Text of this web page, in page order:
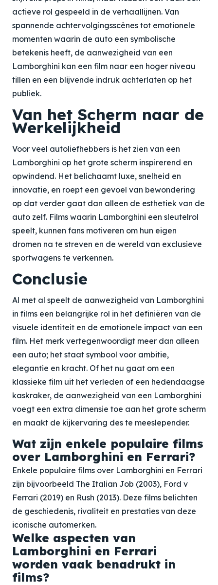
actieve rol gespeeld in de verhaallijnen. Van
spannende achtervolgingsscènes tot emotionele
momenten waarin de auto een symbolische
betekenis heeft, de aanwezigheid van een
Lamborghini kan een film naar een hoger niveau
tillen en een blijvende indruk achterlaten op het
publiek.
Van het Scherm naar de
Werkelijkheid
Voor veel autoliefhebbers is het zien van een
Lamborghini op het grote scherm inspirerend en
opwindend. Het belichaamt luxe, snelheid en
innovatie, en roept een gevoel van bewondering
op dat verder gaat dan alleen de esthetiek van de
auto zelf. Films waarin Lamborghini een sleutelrol
speelt, kunnen fans motiveren om hun eigen
dromen na te streven en de wereld van exclusieve
sportwagens te verkennen.
Conclusie
Al met al speelt de aanwezigheid van Lamborghini
in films een belangrijke rol in het definiëren van de
visuele identiteit en de emotionele impact van een
film. Het merk vertegenwoordigt meer dan alleen
een auto; het staat symbool voor ambitie,
elegantie en kracht. Of het nu gaat om een
klassieke film uit het verleden of een hedendaagse
kaskraker, de aanwezigheid van een Lamborghini
voegt een extra dimensie toe aan het grote scherm
en maakt de kijkervaring des te meeslepender.
Wat zijn enkele populaire films
over Lamborghini en Ferrari?
Enkele populaire films over Lamborghini en Ferrari
zijn bijvoorbeeld The Italian Job (2003), Ford v
Ferrari (2019) en Rush (2013). Deze films belichten
de geschiedenis, rivaliteit en prestaties van deze
iconische automerken.
Welke aspecten van
Lamborghini en Ferrari
worden vaak benadrukt in
films?